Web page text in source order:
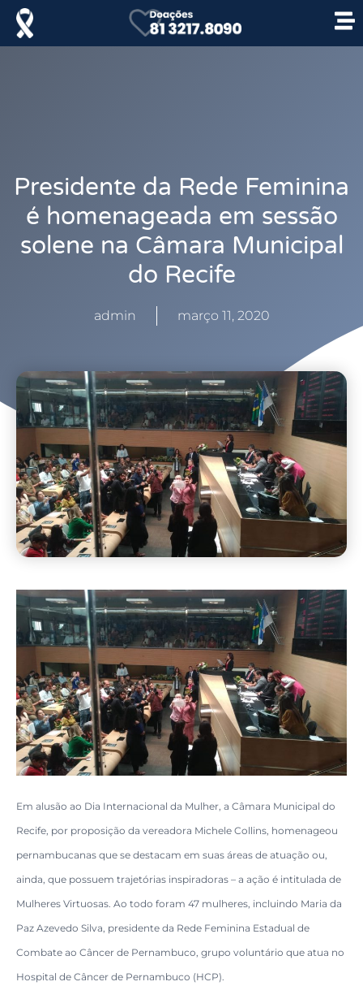
Presidente da Rede Feminina
é homenageada em sessão
solene na Câmara Municipal
do Recife
admin março 11, 2020
Em alusão ao Dia Internacional da Mulher, a Câmara Municipal do
Recife, por proposição da vereadora Michele Collins, homenageou
pernambucanas que se destacam em suas áreas de atuação ou,
ainda, que possuem trajetórias inspiradoras – a ação é intitulada de
Mulheres Virtuosas. Ao todo foram 47 mulheres, incluindo Maria da
Paz Azevedo Silva, presidente da Rede Feminina Estadual de
Combate ao Câncer de Pernambuco, grupo voluntário que atua no
Hospital de Câncer de Pernambuco (HCP).